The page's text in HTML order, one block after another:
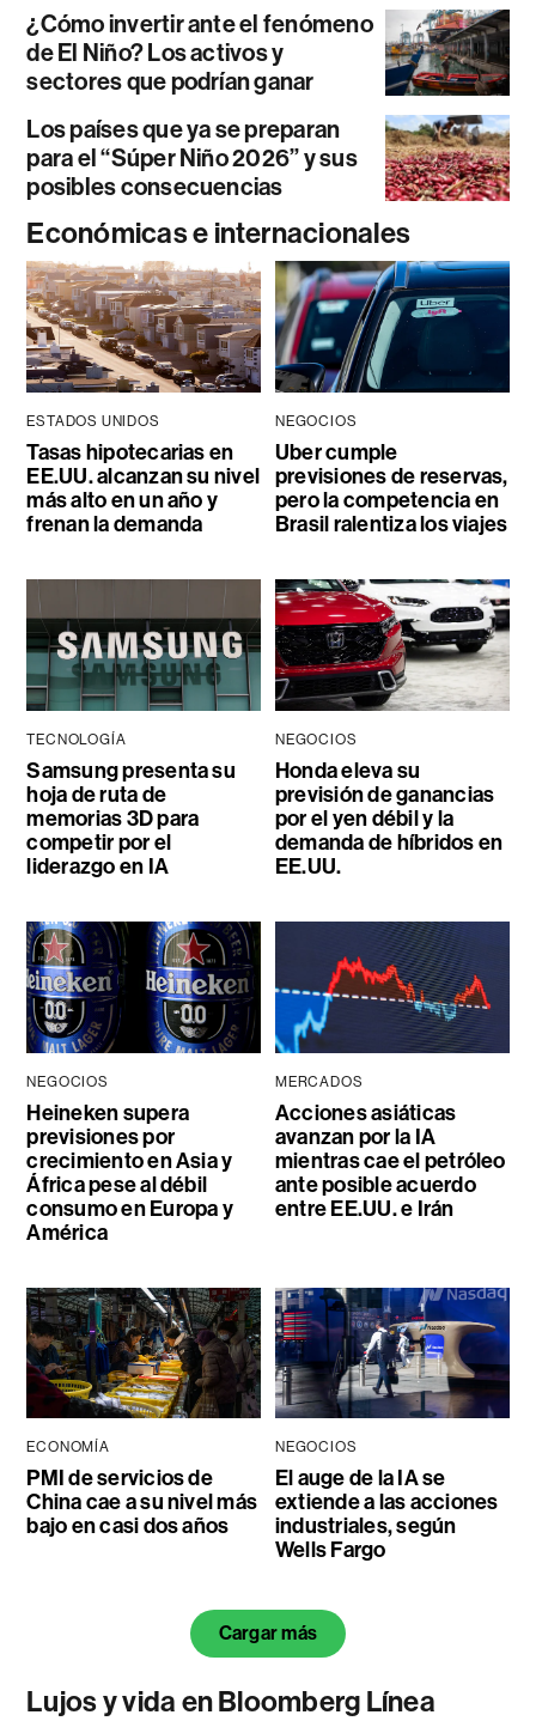
¿Cómo invertir ante el fenómeno
de El Niño? Los activos y
sectores que podrían ganar
Los países que ya se preparan
para el “Súper Niño 2026” y sus
posibles consecuencias
Económicas e internacionales
ESTADOS UNIDOS
Tasas hipotecarias en
EE.UU. alcanzan su nivel
más alto en un año y
frenan la demanda
NEGOCIOS
Uber cumple
previsiones de reservas,
pero la competencia en
Brasil ralentiza los viajes
TECNOLOGÍA
Samsung presenta su
hoja de ruta de
memorias 3D para
competir por el
liderazgo en IA
NEGOCIOS
Honda eleva su
previsión de ganancias
por el yen débil y la
demanda de híbridos en
EE.UU.
NEGOCIOS
Heineken supera
previsiones por
crecimiento en Asia y
África pese al débil
consumo en Europa y
América
MERCADOS
Acciones asiáticas
avanzan por la IA
mientras cae el petróleo
ante posible acuerdo
entre EE.UU. e Irán
ECONOMÍA
PMI de servicios de
China cae a su nivel más
bajo en casi dos años
NEGOCIOS
El auge de la IA se
extiende a las acciones
industriales, según
Wells Fargo
Cargar más
Lujos y vida en Bloomberg Línea